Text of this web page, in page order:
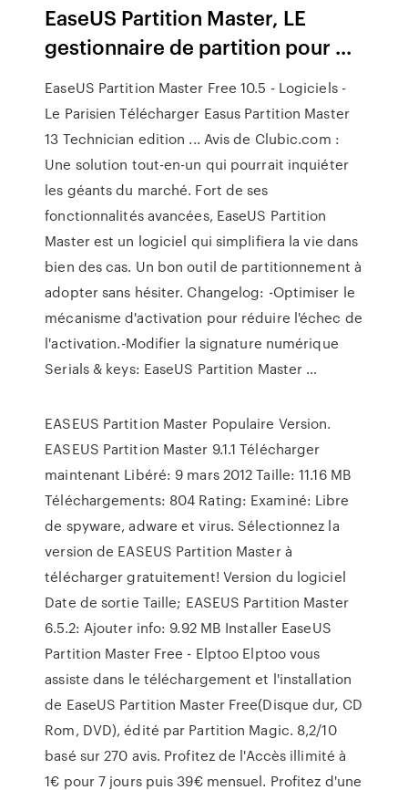
EaseUS Partition Master, LE
gestionnaire de partition pour ...
EaseUS Partition Master Free 10.5 - Logiciels -
Le Parisien Télécharger Easus Partition Master
13 Technician edition ... Avis de Clubic.com :
Une solution tout-en-un qui pourrait inquiéter
les géants du marché. Fort de ses
fonctionnalités avancées, EaseUS Partition
Master est un logiciel qui simplifiera la vie dans
bien des cas. Un bon outil de partitionnement à
adopter sans hésiter. Changelog: -Optimiser le
mécanisme d'activation pour réduire l'échec de
l'activation.-Modifier la signature numérique
Serials & keys: EaseUS Partition Master …
EASEUS Partition Master Populaire Version.
EASEUS Partition Master 9.1.1 Télécharger
maintenant Libéré: 9 mars 2012 Taille: 11.16 MB
Téléchargements: 804 Rating: Examiné: Libre
de spyware, adware et virus. Sélectionnez la
version de EASEUS Partition Master à
télécharger gratuitement! Version du logiciel
Date de sortie Taille; EASEUS Partition Master
6.5.2: Ajouter info: 9.92 MB Installer EaseUS
Partition Master Free - Elptoo Elptoo vous
assiste dans le téléchargement et l'installation
de EaseUS Partition Master Free(Disque dur, CD
Rom, DVD), édité par Partition Magic. 8,2/10
basé sur 270 avis. Profitez de l'Accès illimité à
1€ pour 7 jours puis 39€ mensuel. Profitez d'une